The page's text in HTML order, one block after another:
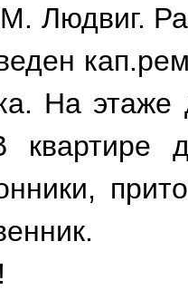
Людвиг.
На
квартире